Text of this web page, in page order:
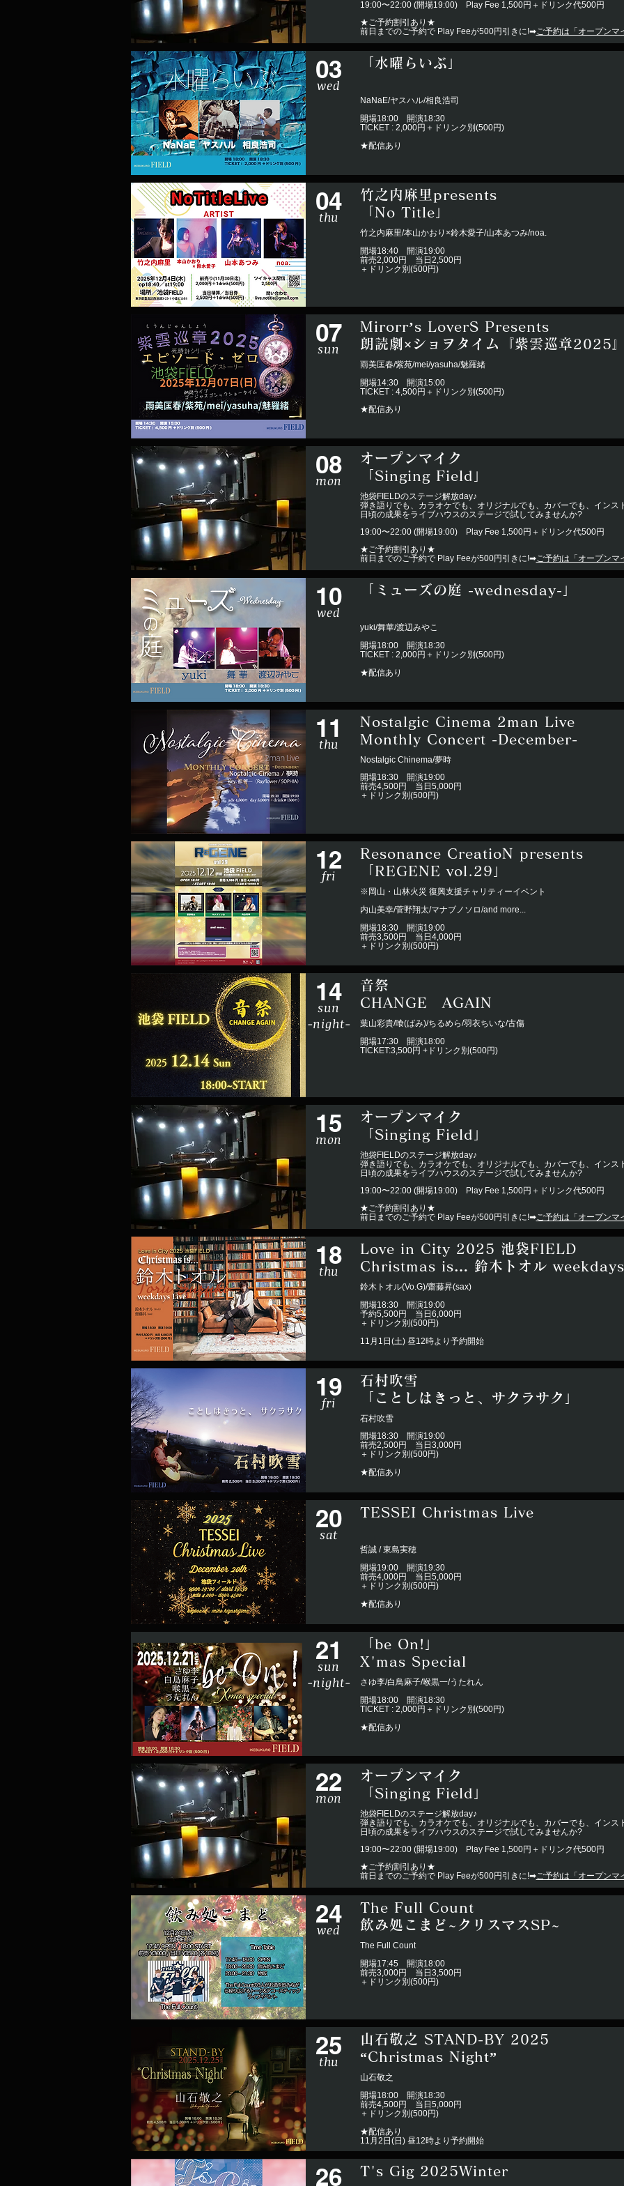
19:00〜22:00 (開場19:00) Play Fee 1,500円＋ドリンク代500円
★ご予約割引あり★
前日までのご予約で Play Feeが500円引きに!➡︎ご予約は「オープンマ
03
wed
「水曜らいぶ」
NaNaE/ヤスハル/相良浩司
開場18:00 開演18:30
TICKET : 2,000円＋ドリンク別(500円)
★配信あり
04
thu
竹之内麻里presents
「No Title」
竹之内麻里/本山かおり×鈴木愛子/山本あつみ/noa.
開場18:40 開演19:00
前売2,000円 当日2,500円
＋ドリンク別(500円)
07
sun
Mirorr’s LoverS Presents
朗読劇×ショヲタイム『紫雲巡章2025
雨美匡春/紫苑/mei/yasuha/魅羅緒
開場14:30 開演15:00
TICKET : 4,500円＋ドリンク別(500円)
★配信あり
08
mon
オープンマイク
「Singing Field」
池袋FIELDのステージ解放day♪
弾き語りでも、カラオケでも、オリジナルでも、カバーでも、インス
日頃の成果をライブハウスのステージで試してみませんか?
19:00〜22:00 (開場19:00) Play Fee 1,500円＋ドリンク代500円
★ご予約割引あり★
前日までのご予約で Play Feeが500円引きに!➡︎ご予約は「オープンマ
10
wed
「ミューズの庭 -wednesday-」
yuki/舞華/渡辺みやこ
開場18:00 開演18:30
TICKET : 2,000円＋ドリンク別(500円)
★配信あり
11
thu
Nostalgic Cinema 2man Live
Monthly Concert -December-
Nostalgic Chinema/夢時
開場18:30 開演19:00
前売4,500円 当日5,000円
＋ドリンク別(500円)
12
fri
Resonance CreatioN presents
「REGENE vol.29」
※岡山・山林火災 復興支援チャリティーイベント
内山美幸/菅野翔太/マナブノソロ/and more...
開場18:30 開演19:00
前売3,500円 当日4,000円
＋ドリンク別(500円)
14
sun
-night-
音祭
CHANGE AGAIN
葉山彩貴/喰(ばみ)/ちるめら/羽衣ちいな/古傷
開場17:30 開演18:00
​TICKET:3,500円 +ドリンク別(500円)
15
mon
オープンマイク
「Singing Field」
池袋FIELDのステージ解放day♪
弾き語りでも、カラオケでも、オリジナルでも、カバーでも、インス
日頃の成果をライブハウスのステージで試してみませんか?
19:00〜22:00 (開場19:00) Play Fee 1,500円＋ドリンク代500円
★ご予約割引あり★
前日までのご予約で Play Feeが500円引きに!➡︎ご予約は「オープンマ
18
thu
​Love in City 2025 池袋FIELD
Christmas is… 鈴木トオル
鈴木トオル(Vo.G)/齋藤昇(sax)
開場18:30 開演19:00
予約5,500円 当日6,000円
＋ドリンク別(500円)
11月1日(土) 昼12時より予約開始
19
fri
石村吹雪
「ことしはきっと、サクラサク」
石村吹雪
開場18:30 開演19:00
前売2,500円 当日3,000円
＋ドリンク別(500円)
★配信あり
20
sat
TESSEI Christmas Live
哲誠 / 東島実穂
開場19:00 開演19:30
前売4,000円 当日5,000円
＋ドリンク別(500円)
★配信あり
21
sun
-night-
「be On!」
X'mas Special
さゆ李/白鳥麻子/喉黒一/うたれん
開場18:00 開演18:30
TICKET : 2,000円＋ドリンク別(500円)
★配信あり
22
mon
オープンマイク
「Singing Field」
池袋FIELDのステージ解放day♪
弾き語りでも、カラオケでも、オリジナルでも、カバーでも、インス
日頃の成果をライブハウスのステージで試してみませんか?
19:00〜22:00 (開場19:00) Play Fee 1,500円＋ドリンク代500円
★ご予約割引あり★
前日までのご予約で Play Feeが500円引きに!➡︎ご予約は「オープンマ
24
wed
The Full Count
飲み処こまど~クリスマスSP~
The Full Count
開場17:45 開演18:00
前売3,000円 当日3,500円
＋ドリンク別(500円)
25
thu
山石敬之 STAND-BY 2025
​“Christmas Night”
山石敬之
開場18:00 開演18:30
前売4,500円 当日5,000円
＋ドリンク別(500円)
★配信あり
11月2日(日) 昼12時より予約開始
26 T's Gig 2025Winter